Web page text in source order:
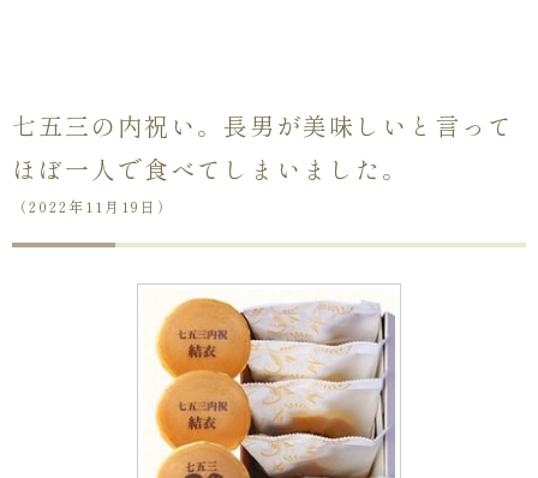
七五三の内祝い。長男が美味しいと言って
ほぼ一人で食べてしまいました。
（2022年11月19日）